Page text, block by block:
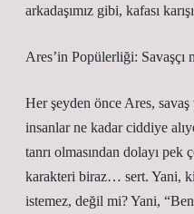
arkadaşımız gibi, kafası
Ares’in Popülerliği: Savaşçı
Her şeyden önce Ares, savaş
insanlar ne kadar ciddiye
tanrı olmasından dolayı
karakteri biraz… sert. Yani,
istemez, değil mi? Yani,